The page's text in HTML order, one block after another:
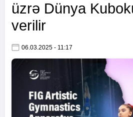
üzrə Dünya
verilir
06.03.2025 - 11:17